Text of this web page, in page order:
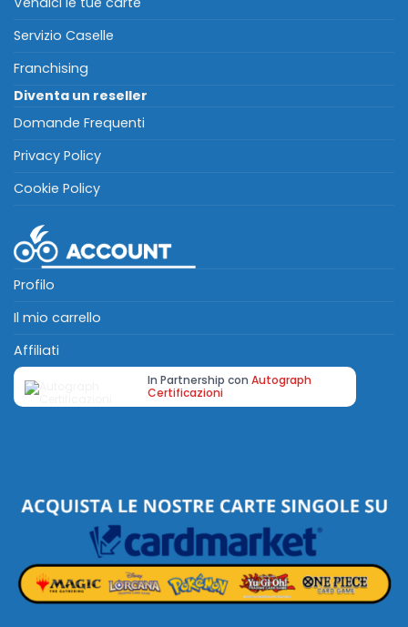
Servizio Caselle
Franchising
Diventa un reseller
Domande Frequenti
Privacy Policy
Cookie Policy
Profilo
Il mio carrello
Affiliati
In Partnership con Autograph
Certificazioni